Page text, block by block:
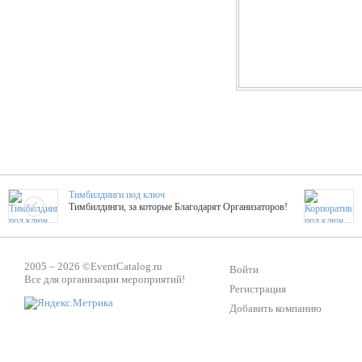
Тимбилдинги под ключ
Тимбилдинги, за которые Благодарят Организаторов!
ТОПовые мастер-классы на мероприятие! Гибкие цены!
2005 – 2026 ©EventCatalog.ru
Все для организации мероприятий!
Войти
Регистрация
Добавить компанию